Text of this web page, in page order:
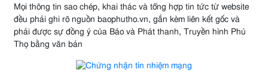
Mọi thông tin sao chép, khai thác và tổng hợp tin tức từ website
đều phải ghi rõ nguồn baophutho.vn, gắn kèm liên kết gốc và
phải được sự đồng ý của Báo và Phát thanh, Truyền hình Phú
Thọ bằng văn bản